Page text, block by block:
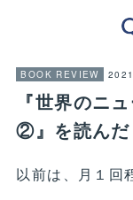
BOOK REVIEW
『世界のニ
②』を読んだ
以前は、月１回